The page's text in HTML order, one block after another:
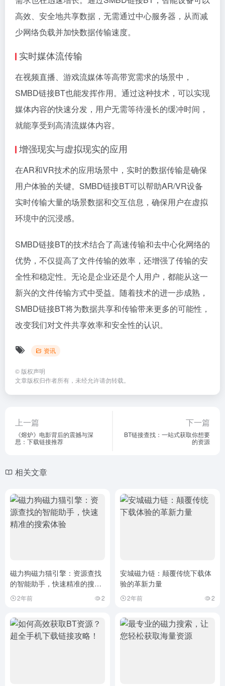
高效、安全地共享数据，无需通过中心服务器，从而减
少网络负载并加快数据传输速度。
实时媒体流传输
在视频直播、游戏流媒体等高带宽需求的场景中，
SMBD链接BT也能发挥作用。通过这种技术，可以实现
媒体内容的快速分发，用户无需等待漫长的缓冲时间，
就能享受到高清流媒体内容。
增强现实与虚拟现实的应用
在AR和VR技术的应用场景中，实时的数据传输是确保
用户体验的关键。SMBD链接BT可以帮助AR/VR设备
实时传输大量的场景数据和交互信息，确保用户在虚拟
环境中的沉浸感。
SMBD链接BT的技术结合了高速传输和去中心化网络的
优势，不仅提高了文件传输的效率，还增强了传输的安
全性和稳定性。无论是企业还是个人用户，都能从这一
新兴的文件传输方式中受益。随着技术的进一步成熟，
SMBD链接BT将为数据共享和传输带来更多的可能性，
改变我们对文件共享效率和安全性的认识。
资讯
© 版权声明
文章版权归作者所有，未经允许请勿转载。
上一篇
《熔炉》电影背后的震撼与深
思：下载链接推荐
下一篇
BT链接查找：一站式获取你想要
的资源
相关文章
磁力狗磁力猫引擎：资源查找
的智能助手，快速精准的搜索
体验2年前 2
安城磁力链：颠覆传统下载体
验的革新力量
2年前 2